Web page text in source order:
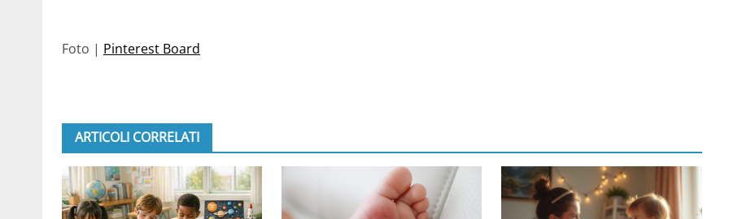
Foto | Pinterest Board
ARTICOLI CORRELATI